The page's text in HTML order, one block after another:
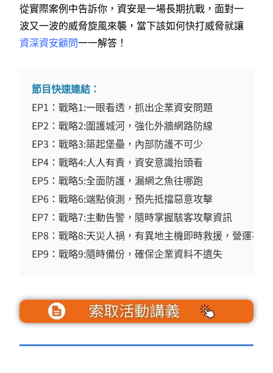
從實際案例中告訴你，資安是一場長期抗戰，面對一
波又一波的威脅旋風來襲，當下該如何快打威脅就讓
資深資安顧問一一解答！
節目快速連結：
EP1：戰略1:一眼看透，抓出企業資安問題
EP2：戰略2:圍護城河，強化外牆網路防線
EP3：戰略3:築起堡壘，內部防護不可少
EP4：戰略4:人人有責，資安意識抬頭看
EP5：戰略5:全面防護，漏網之魚往哪跑
EP6：戰略6:端點偵測，預先抵擋惡意攻擊
EP7：戰略7:主動告警，隨時掌握駭客攻擊資訊
EP8：戰略8:天災人禍，有異地主機即時救援，營運不
EP9：戰略9:隨時備份，確保企業資料不遺失